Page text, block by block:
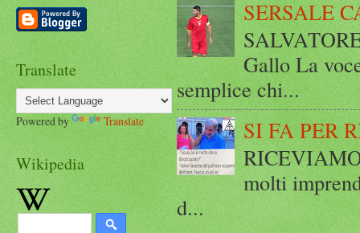
SERSALE
Gallo La
semplice chi...
SI FA PER
molti
d...
Translate
Powered by Translate
Wikipedia